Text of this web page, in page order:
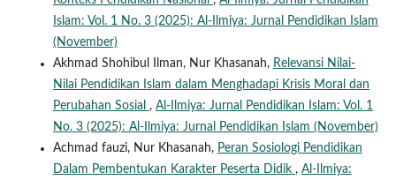
Islam: Vol. 1 No. 3 (2025): Al-Ilmiya: Jurnal Pendidikan Islam
(November)
Akhmad Shohibul Ilman, Nur Khasanah, Relevansi Nilai-
Nilai Pendidikan Islam dalam Menghadapi Krisis Moral dan
Perubahan Sosial , Al-Ilmiya: Jurnal Pendidikan Islam: Vol. 1
No. 3 (2025): Al-Ilmiya: Jurnal Pendidikan Islam (November)
Achmad fauzi, Nur Khasanah, Peran Sosiologi Pendidikan
Dalam Pembentukan Karakter Peserta Didik , Al-Ilmiya: